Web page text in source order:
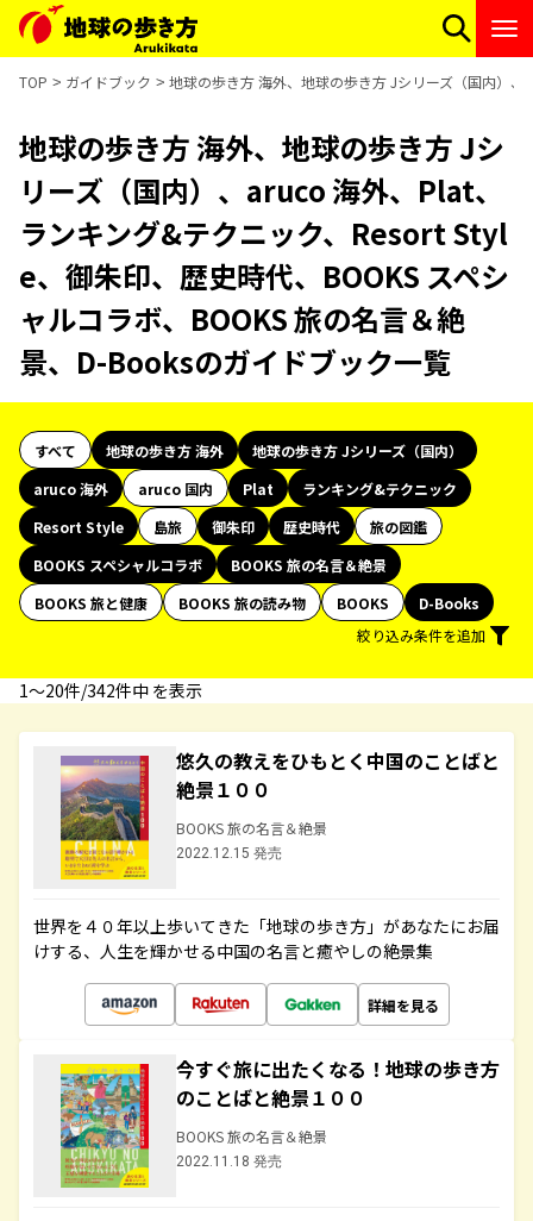
TOP ガイドブック 地球の歩き方 海外、地球の歩き方 Jシリーズ（国内）
地球の歩き方 海外、地球の歩き方 Jシ
リーズ（国内）、aruco 海外、Plat、
ランキング&テクニック、Resort Styl
e、御朱印、歴史時代、BOOKS スペシ
ャルコラボ、BOOKS 旅の名言＆絶
景、D-Booksのガイドブック一覧
すべて 地球の歩き方 海外
地球の歩き方 Jシリーズ（国内）
aruco 海外
aruco 国内 Plat
ランキング&テクニック
Resort Style
島旅 御朱印 歴史時代
旅の図鑑
BOOKS スペシャルコラボ
BOOKS 旅の名言＆絶景
BOOKS 旅と健康
BOOKS 旅の読み物 BOOKS
D-Books
絞り込み条件を追加
1〜20件/342件中 を表示
悠久の教えをひもとく中国のことばと
絶景１００
BOOKS 旅の名言＆絶景
2022.12.15 発売
世界を４０年以上歩いてきた「地球の歩き方」があなたにお届
けする、人生を輝かせる中国の名言と癒やしの絶景集
詳細を見る
今すぐ旅に出たくなる！地球の歩き方
のことばと絶景１００
BOOKS 旅の名言＆絶景
2022.11.18 発売